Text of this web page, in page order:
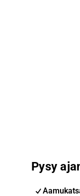
Pysy